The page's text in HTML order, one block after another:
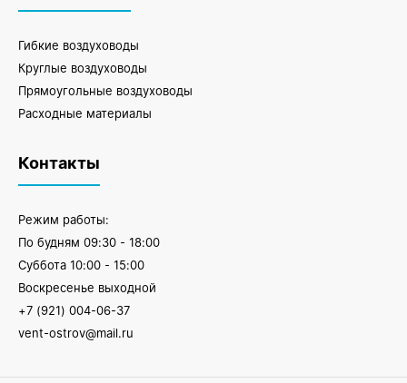
Гибкие воздуховоды
Круглые воздуховоды
Прямоугольные воздуховоды
Расходные материалы
Контакты
Режим работы:
По будням 09:30 - 18:00
Суббота 10:00 - 15:00
Воскресенье выходной
+7 (921) 004-06-37
vent-ostrov@mail.ru